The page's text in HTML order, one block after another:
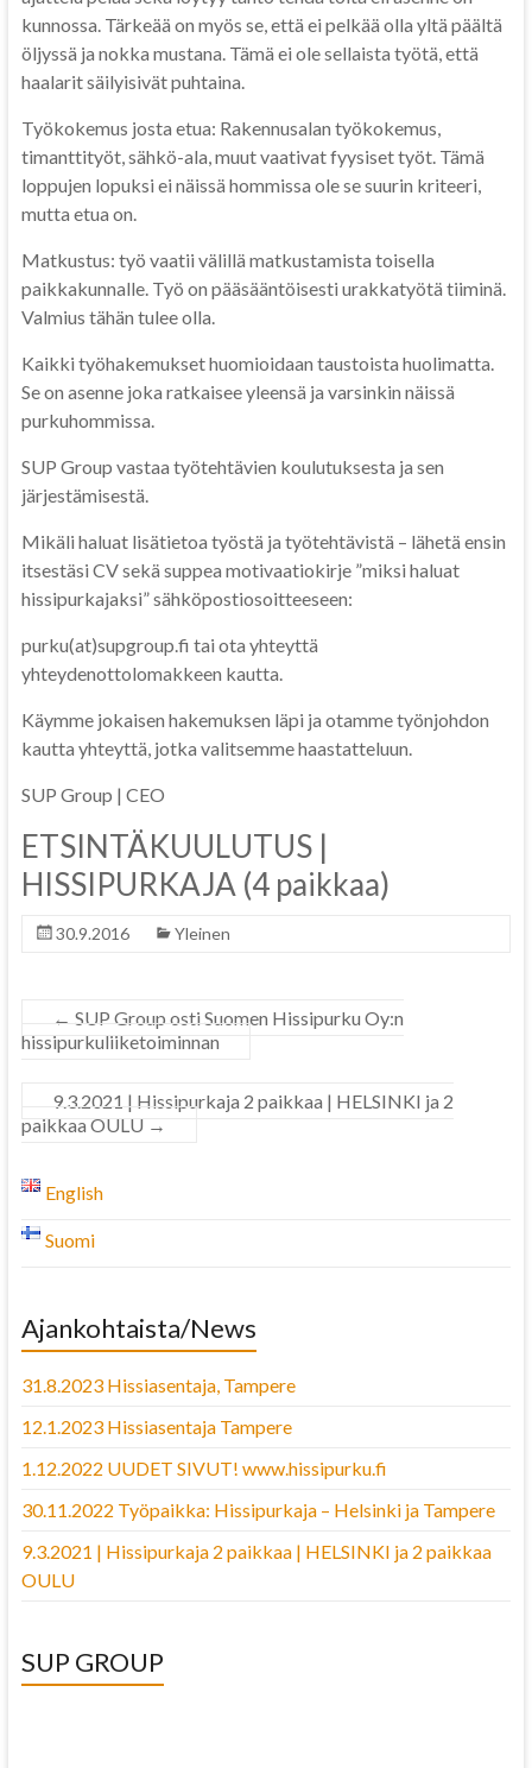
kunnossa. Tärkeää on myös se, että ei pelkää olla yltä päältä
öljyssä ja nokka mustana. Tämä ei ole sellaista työtä, että
haalarit säilyisivät puhtaina.
Työkokemus josta etua: Rakennusalan työkokemus,
timanttityöt, sähkö-ala, muut vaativat fyysiset työt. Tämä
loppujen lopuksi ei näissä hommissa ole se suurin kriteeri,
mutta etua on.
Matkustus: työ vaatii välillä matkustamista toisella
paikkakunnalle. Työ on pääsääntöisesti urakkatyötä tiiminä.
Valmius tähän tulee olla.
Kaikki työhakemukset huomioidaan taustoista huolimatta.
Se on asenne joka ratkaisee yleensä ja varsinkin näissä
purkuhommissa.
SUP Group vastaa työtehtävien koulutuksesta ja sen
järjestämisestä.
Mikäli haluat lisätietoa työstä ja työtehtävistä – lähetä ensin
itsestäsi CV sekä suppea motivaatiokirje ”miksi haluat
hissipurkajaksi” sähköpostiosoitteeseen:
purku(at)supgroup.fi tai ota yhteyttä
yhteydenottolomakkeen kautta.
Käymme jokaisen hakemuksen läpi ja otamme työnjohdon
kautta yhteyttä, jotka valitsemme haastatteluun.
SUP Group | CEO
ETSINTÄKUULUTUS |
HISSIPURKAJA (4 paikkaa)
30.9.2016 Yleinen
← SUP Group osti Suomen Hissipurku Oy:n
hissipurkuliiketoiminnan
9.3.2021 | Hissipurkaja 2 paikkaa | HELSINKI ja 2
paikkaa OULU →
English
Suomi
Ajankohtaista/News
31.8.2023 Hissiasentaja, Tampere
12.1.2023 Hissiasentaja Tampere
1.12.2022 UUDET SIVUT! www.hissipurku.fi
30.11.2022 Työpaikka: Hissipurkaja – Helsinki ja Tampere
9.3.2021 | Hissipurkaja 2 paikkaa | HELSINKI ja 2 paikkaa
OULU
SUP GROUP